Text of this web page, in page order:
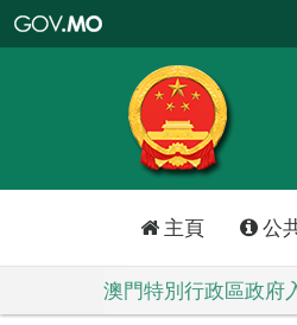
特
政
區
政
口
主頁 公
澳門特別行政區政府